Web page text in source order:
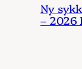
Ny
– 2026